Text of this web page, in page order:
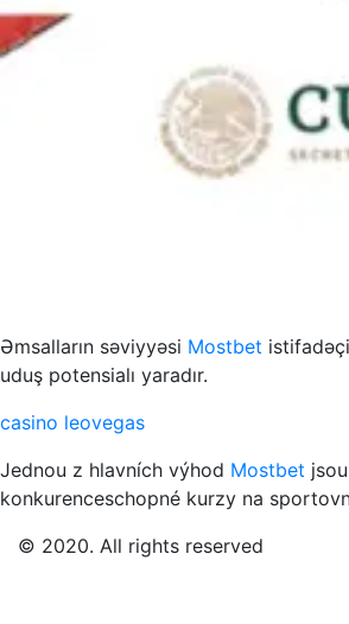
Əmsalların səviyyəsi Mostbet
uduş potensialı yaradır.
casino leovegas
Jednou z hlavních výhod Mostbet jsou
konkurenceschopné kurzy na
© 2020. All rights reserved